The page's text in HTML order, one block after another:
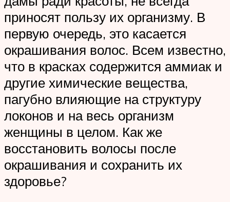
приносят пользу их организму. В
первую очередь, это касается
окрашивания волос. Всем известно,
что в красках содержится аммиак и
другие химические вещества,
пагубно влияющие на структуру
локонов и на весь организм
женщины в целом. Как же
восстановить волосы после
окрашивания и сохранить их
здоровье?